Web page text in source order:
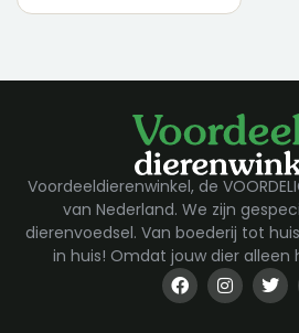
Voordeeldierenwinkel, de
van Nederland. We zijn
dierenvoedsel. Van boederij tot
in huis! Omdat jouw dier
F
a
c
I
n
s
T
w
i